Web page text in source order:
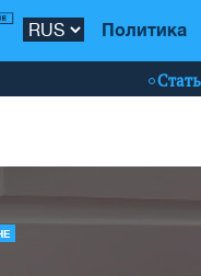
Политика